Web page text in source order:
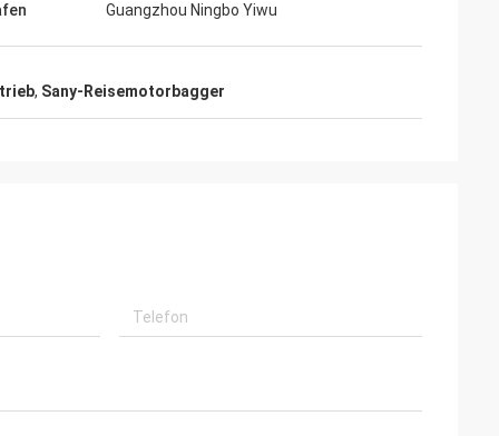
Guangzhou Ningbo Yiwu
, Sany-Reisemotorbagger